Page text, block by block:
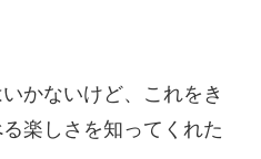
かないけど、これをき
楽しさを知ってくれた